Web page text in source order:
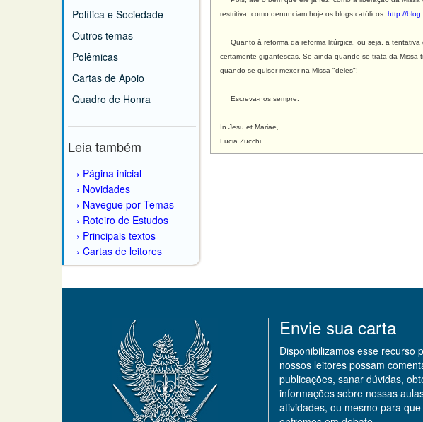
Política e Sociedade
Outros temas
Polêmicas
Cartas de Apoio
Quadro de Honra
Leia também
Página inicial
Novidades
Navegue por Temas
Roteiro de Estudos
Principais textos
Cartas de leitores
restritiva, como denunciam hoje os blogs católicos: http://
Quanto à reforma da reforma litúrgica, ou seja, a tentativa
certamente gigantescas. Se ainda quando se trata da Missa
quando se quiser mexer na Missa "deles"!
Escreva-nos sempre.
In Jesu et Mariae,
Lucia Zucchi
Envie sua carta
Disponibilizamos esse recurso
nossos leitores possam
publicações, sanar dúvidas,
informações sobre nossas
atividades, ou mesmo para que